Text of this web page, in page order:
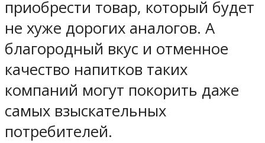
приобрести товар, который будет
не хуже дорогих аналогов. А
благородный вкус и отменное
качество напитков таких
компаний могут покорить даже
самых взыскательных
потребителей.